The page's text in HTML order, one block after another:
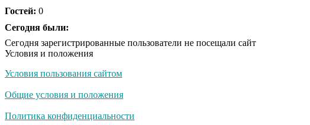
Гостей: 0
Сегодня были:
Сегодня зарегистрированные пользователи не посещали сайт
Условия и положения
Условия пользования сайтом
Общие условия и положения
Политика конфиденциальности